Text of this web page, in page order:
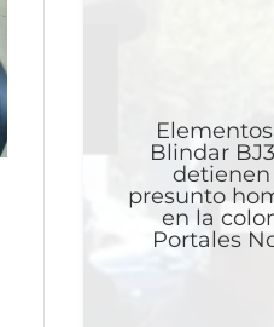
Blindar
detienen
presunto
en la
Portales